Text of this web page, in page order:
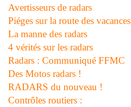
Avertisseurs de radars
Piéges sur la route des vacances
La manne des radars
4 vérités sur les radars
Radars : Communiqué FFMC
Des Motos radars !
RADARS du nouveau !
Contrôles routiers :